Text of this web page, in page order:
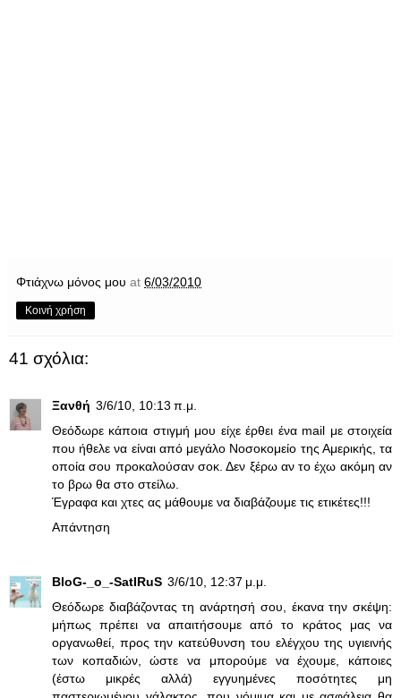
Φτιάχνω μόνος μου at 6/03/2010
Κοινή χρήση
41 σχόλια:
Ξανθή 3/6/10, 10:13 π.μ.
Θεόδωρε κάποια στιγμή μου είχε έρθει ένα mail με στοιχεία
που ήθελε να είναι από μεγάλο Νοσοκομείο της Αμερικής, τα
οποία σου προκαλούσαν σοκ. Δεν ξέρω αν το έχω ακόμη αν
το βρω θα στο στείλω.
Έγραφα και χτες ας μάθουμε να διαβάζουμε τις ετικέτες!!!
Απάντηση
BloG-_o_-SatIRuS 3/6/10, 12:37 μ.μ.
Θεόδωρε διαβάζοντας τη ανάρτησή σου, έκανα την σκέψη:
μήπως πρέπει να απαιτήσουμε από το κράτος μας να
οργανωθεί, προς την κατεύθυνση του ελέγχου της υγιεινής
των κοπαδιών, ώστε να μπορούμε να έχουμε, κάποιες
(έστω μικρές αλλά) εγγυημένες ποσότητες μη